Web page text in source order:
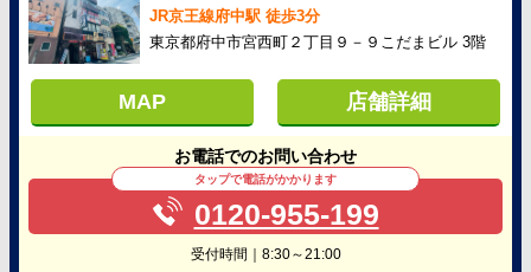
JR京王線府中駅 徒歩3分
東京都府中市宮西町２丁目９－９こだまビル 3階
MAP 店舗詳細
お電話でのお問い合わせ
タップで電話がかかります
0120-955-199
受付時間｜8:30～21:00